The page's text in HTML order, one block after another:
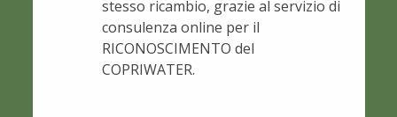
stesso ricambio, grazie al servizio di
consulenza online per il
RICONOSCIMENTO del
COPRIWATER.